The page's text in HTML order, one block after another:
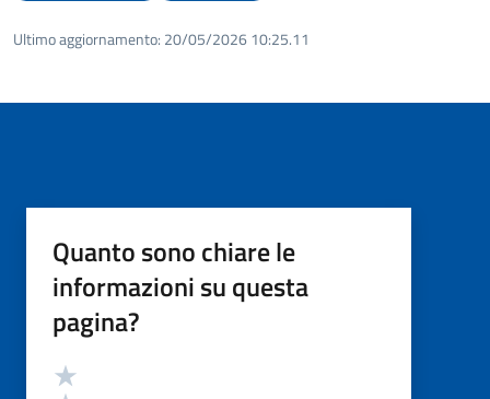
Ultimo aggiornamento: 20/05/2026 10:25.11
Quanto sono chiare le
informazioni su questa
pagina?
Valutazione